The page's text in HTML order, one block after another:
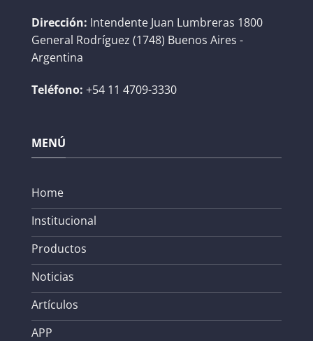
Dirección: Intendente Juan Lumbreras 1800
General Rodríguez (1748) Buenos Aires -
Argentina
Teléfono: +54 11 4709-3330
MENÚ
Home
Institucional
Productos
Noticias
Artículos
APP